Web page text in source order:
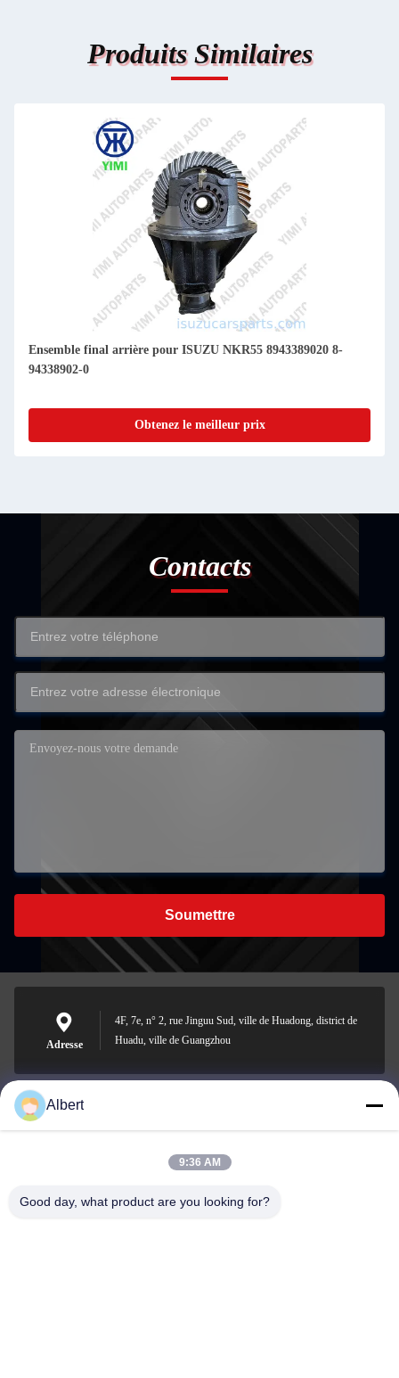
Produits Similaires
Ensemble final arrière pour ISUZU NKR55 8943389020 8-
94338902-0
Obtenez le meilleur prix
Contacts
Soumettre
Adresse
4F, 7e, n° 2, rue Jinguu Sud, ville de Huadong, district de
Huadu, ville de Guangzhou
james@yimiautoparts.com
Albert
9:36 AM
Good day, what product are you looking for?